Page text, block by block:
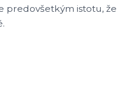
predovšetkým istotu, že